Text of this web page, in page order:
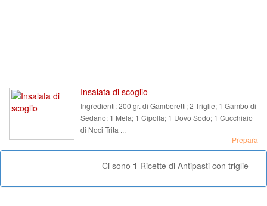
Insalata di scoglio
Ingredienti:200 gr. di Gamberetti; 2 Triglie; 1 Gambo di
Sedano; 1 Mela; 1 Cipolla; 1 Uovo Sodo; 1 Cucchiaio
di Noci Trita ...
Prepara
Ci sono 1 Ricette di Antipasti con triglie